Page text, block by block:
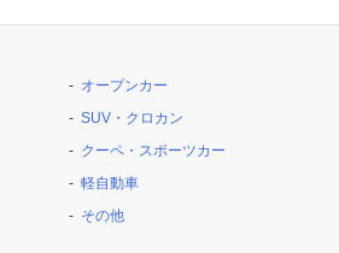
オープンカー
SUV・クロカン
クーペ・スポーツカー
軽自動車
その他